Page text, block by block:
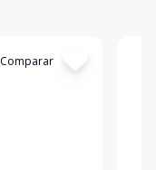
Comparar